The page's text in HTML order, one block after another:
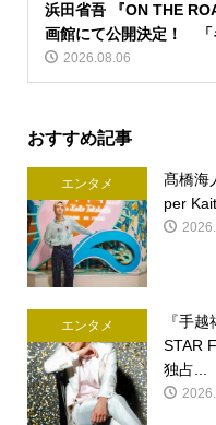
浜田省吾 『ON THE
画館にて公開決定！ 「
2026.08.06
おすすめ記事
エンタメ
髙橋海
per
エンタメ
『手
STAR
独占...